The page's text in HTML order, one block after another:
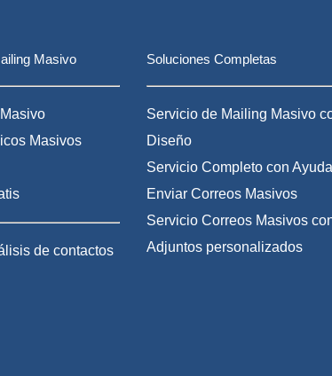
Masivo
Masivos
de contactos
Soluciones Completas
Servicio de Mailing Masivo
Diseño
Servicio Completo con
Enviar Correos Masivos
Servicio Correos Masivos
Adjuntos personalizados